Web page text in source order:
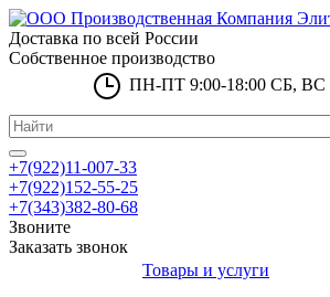
Доставка по всей России
Собственное производство
ПН-ПТ 9:00-18:00 СБ, ВС
+7(922)11-007-33
+7(922)152-55-25
+7(343)382-80-68
Звоните
Заказать звонок
Товары и услуги